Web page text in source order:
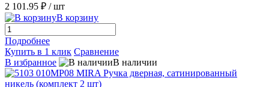
2 101.95 ₽ / шт
В корзину
Подробнее
Купить в 1 клик Сравнение
В избранное
В наличии